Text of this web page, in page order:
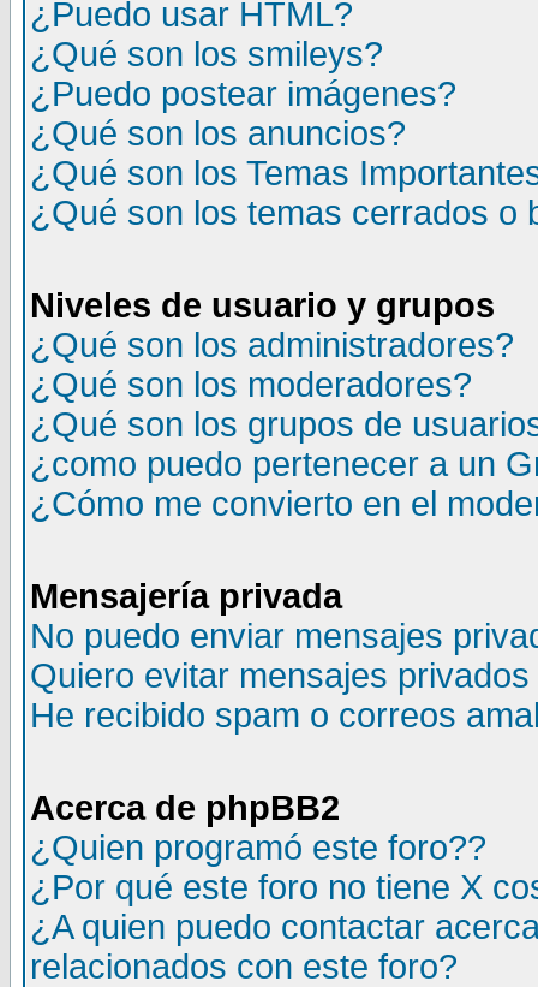
¿Puedo usar HTML?
¿Qué son los smileys?
¿Puedo postear imágenes?
¿Qué son los anuncios?
¿Qué son los Temas
¿Qué son los temas cerrados o
Niveles de usuario y grupos
¿Qué son los administradores?
¿Qué son los moderadores?
¿Qué son los grupos de
¿como puedo pertenecer a un
¿Cómo me convierto en el
Mensajería privada
No puedo enviar mensajes
Quiero evitar mensajes
He recibido spam o correos
Acerca de phpBB2
¿Quien programó este foro??
¿Por qué este foro no tiene X
¿A quien puedo contactar
relacionados con este foro?